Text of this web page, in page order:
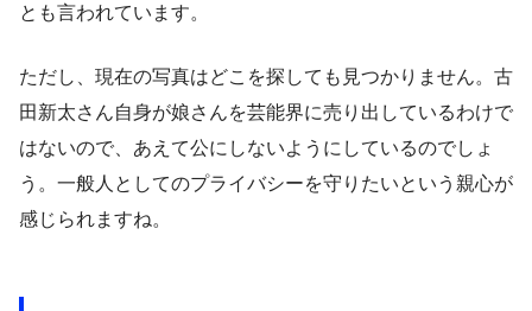
とも言われています。
ただし、現在の写真はどこを探しても見つかりません。古
田新太さん自身が娘さんを芸能界に売り出しているわけで
はないので、あえて公にしないようにしているのでしょ
う。一般人としてのプライバシーを守りたいという親心が
感じられますね。